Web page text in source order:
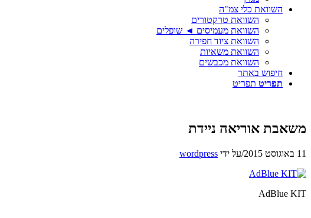
השוואת כלי צמ"ה
השוואת טרקטורים
השוואת מעמיסים ◄ שופלים
השוואת ציוד חפירה
השוואת משאיות
השוואת מכבשים
חיפוש באתר
תפריט תפריט
משאבת אוריאה ניידת
11 באוגוסט 2015 /על ידי wordpress
AdBlue KIT